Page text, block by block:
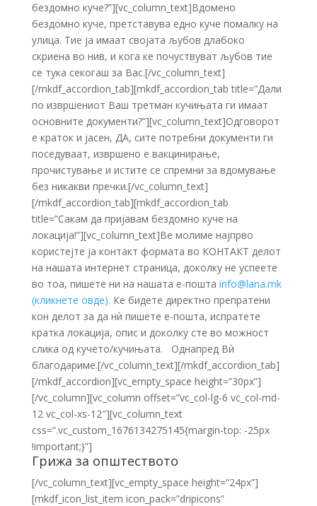
бездомно куче?”][vc_column_text]Вдомено
бездомно куче, претставува едно куче помалку на
улица. Тие ја имаат својата љубов длабоко
скриена во нив, и кога ке почуствуват љубов тие
се тука секогаш за Вас.[/vc_column_text]
[/mkdf_accordion_tab][mkdf_accordion_tab title=”Дали
по извршениот Ваш третман кучињата ги имаат
основните документи?”][vc_column_text]Одговорот
е краток и јасен, ДА, сите потребни документи ги
поседуваат, извршено е вакцинирање,
прочистување и истите се спремни за вдомување
без никакви пречки.[/vc_column_text]
[/mkdf_accordion_tab][mkdf_accordion_tab
title=”Сакам да пријавам бездомно куче на
локација!”][vc_column_text]Ве молиме најпрво
користејте ја контакт формата во КОНТАКТ делот
на нашата интернет страница, доколку не успеете
во тоа, пишете ни на нашата е-пошта info@lana.mk
(кликнете овде). Ке бидете директно препратени
кон делот за да нѝ пишете е-пошта, испратете
кратка локација, опис и доколку сте во можност
слика од кучето/кучињата. Однапред Вѝ
благодариме.[/vc_column_text][/mkdf_accordion_tab]
[/mkdf_accordion][vc_empty_space height=”30px”]
[/vc_column][vc_column offset=”vc_col-lg-6 vc_col-md-
12 vc_col-xs-12″][vc_column_text
css=”.vc_custom_1676134275145{margin-top: -25px
!important;}”]
Грижа за општеството
[/vc_column_text][vc_empty_space height=”24px”]
[mkdf_icon_list_item icon_pack=”dripicons”